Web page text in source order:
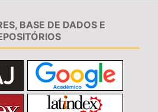
BASE DE DADOS E